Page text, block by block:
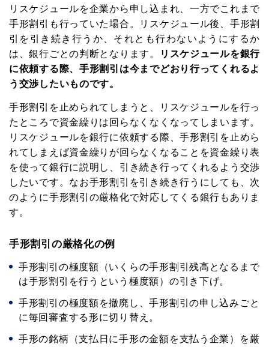
リスケジュールを企業から申し込まれ、一方でこれまで
手形割引も行っていた場合。リスケジュール後、手形割
引を引き続き行うか、それとも行わないようにするか
は、銀行ごとの判断となります。
リスケジュールを銀行
に依頼する際、手形割引は今までどおり行ってくれるよ
う交渉したいものです。
手形割引を止められてしまうと、リスケジュールを行っ
たところで資金繰りは回らなくなくなってしまいます。
リスケジュールを銀行に依頼する際、手形割引を止めら
れてしまえば資金繰りが回らなくなることを資金繰り表
を使って銀行に説明し、引き続き行ってくれるよう交渉
したいです。なお手形割引を引き続き行うにしても、次
のように手形割引の厳格化で対応してくる銀行もありま
す。
手形割引の厳格化の例
手形割引の極度額（いくらの手形割引残高となるまで
は手形割引を行うという極度額）の引き下げ。
手形割引の極度額を撤廃し、手形割引の申し込みごと
に毎回審査する形に切り替え。
手形の銘柄（支払日に手形の金額を支払う企業）を厳